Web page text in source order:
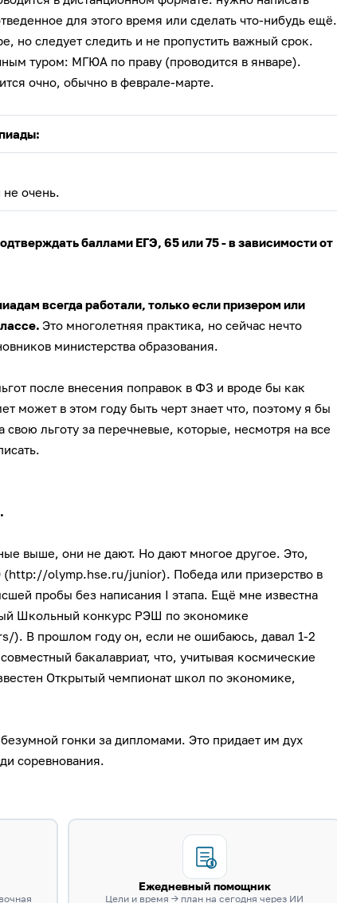
Войти через Яндекс
для этого время или сделать что-нибудь ещё.
но следует следить и не пропустить важный срок.
туром: МГЮА по праву (проводится в январе).
очно, обычно в феврале-марте.
очень.
баллами ЕГЭ, 65 или 75 - в зависимости от
всегда работали, только если призером или
Это многолетняя практика, но сейчас нечто
министерства образования.
после внесения поправок в ФЗ и вроде бы как
может в этом году быть черт знает что, поэтому я бы
свою льготу за перечневые, которые, несмотря на все
выше, они не дают. Но дают многое другое. Это,
olymp.hse.ru/junior). Победа или призерство в
пробы без написания I этапа. Ещё мне известна
Школьный конкурс РЭШ по экономике
В прошлом году он, если не ошибаюсь, давал 1-2
бакалавриат, что, учитывая космические
Открытый чемпионат школ по экономике,
гонки за дипломами. Это придает им дух
соревнования.
Ежедневный помощник
Цели и время → план на сегодня через ИИ